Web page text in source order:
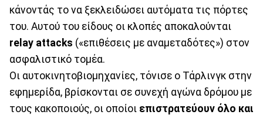
κάνοντάς το να ξεκλειδώσει αυτόματα τις πόρτες
του. Αυτού του είδους οι κλοπές αποκαλούνται
relay attacks («επιθέσεις με αναμεταδότες») στον
ασφαλιστικό τομέα.
Οι αυτοκινητοβιομηχανίες, τόνισε ο Τάρλινγκ στην
εφημερίδα, βρίσκονται σε συνεχή αγώνα δρόμου με
τους κακοποιούς, οι οποίοι επιστρατεύουν όλο και